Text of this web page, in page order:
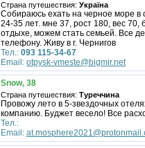
Страна путешествия: Україна
Собираюсь ехать на черное море в
24-35 лет. мне 37, рост 180, вес
отдыхе, можем стать семьей. Все
телефону. Живу в г. Чернигов
Тел.: 093 115-34-67
Email: otpysk-vmeste@bigmir.net
Snow, 38
Страна путешествия: Туреччина
Провожу лето в 5-звездочных
компанию. Буджет весело! Все
Тел.:
Email: